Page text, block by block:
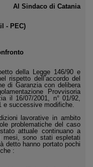
Al Sindaco di Catania
- PEC)
della Legge 146/90 e
rispetto dell’accordo del
di Garanzia con delibera
Provvisoria
il 16/07/2001, n° 01/92,
e successive modifiche.
lavorative in ambito
problematiche del caso
attuale continuano a
mesi, sono stati espletati
detto hanno portato pochi
: